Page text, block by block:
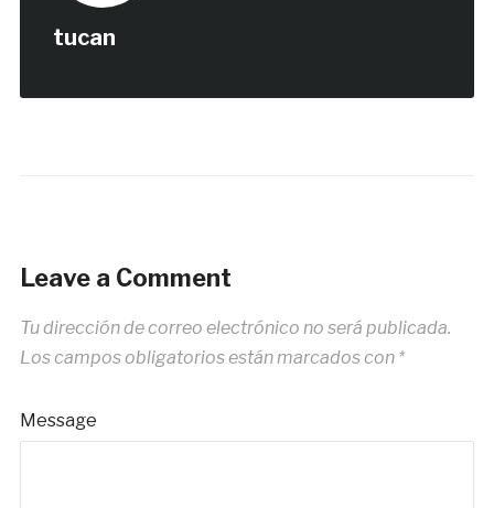
tucan
Leave a Comment
Tu dirección de correo electrónico no será publicada.
Los campos obligatorios están marcados con *
Message